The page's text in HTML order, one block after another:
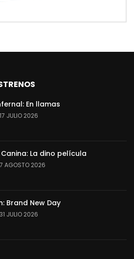
En llamas
17 JULIO 2026
La dino película
7 AGOSTO 2026
Brand New Day
31 JULIO 2026